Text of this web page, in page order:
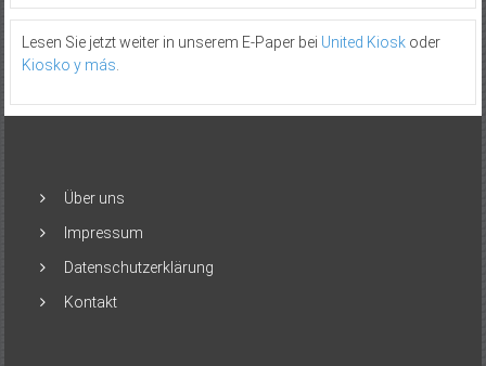
Lesen Sie jetzt weiter in unserem E-Paper bei United Kioskoder
Kiosko y más
Über uns
Impressum
Datenschutzerklärung
Kontakt